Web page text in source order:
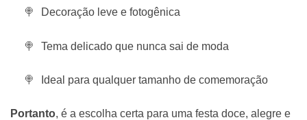
Decoração leve e fotogênica
Tema delicado que nunca sai de moda
Ideal para qualquer tamanho de comemoração
Portanto, é a escolha certa para uma festa doce, alegre e